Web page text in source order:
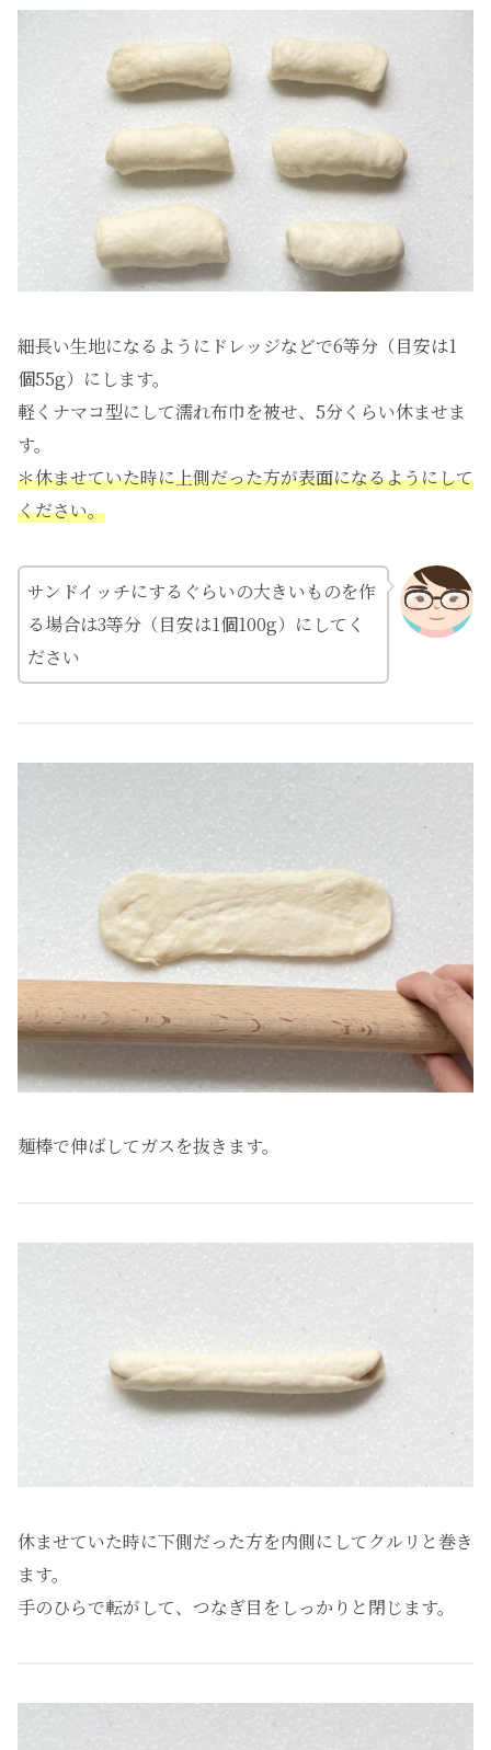
細長い生地になるようにドレッジなどで6等分（目安は1
個55g）にします。
軽くナマコ型にして濡れ布巾を被せ、5分くらい休ませま
す。
＊休ませていた時に上側だった方が表面になるようにして
ください。
サンドイッチにするぐらいの大きいものを作
る場合は3等分（目安は1個100g）にしてく
ださい
麺棒で伸ばしてガスを抜きます。
休ませていた時に下側だった方を内側にしてクルリと巻き
ます。
手のひらで転がして、つなぎ目をしっかりと閉じます。